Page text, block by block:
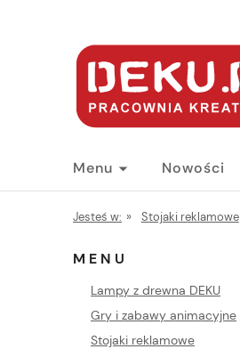
Menu Nowości
Jesteś w: » Stojaki reklamowe
MENU
Lampy z drewna DEKU
Gry i zabawy animacyjne
Stojaki reklamowe